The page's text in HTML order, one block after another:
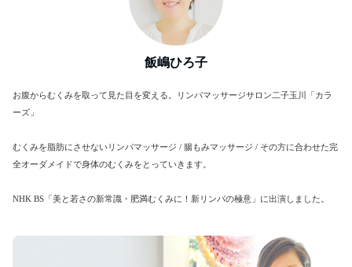
飯嶋ひろ子
お腹からむくみを取って見た目を変える。リンパマッサージサロン二子玉川「カラ
ーズ」
むくみを脂肪にさせないリンパマッサージ / 腸もみマッサージ / その方に合わせた完
全オーダメイドで身体のむくみをとっていきます。
NHK BS「美と若さの新常識・肥満むくみに！新リンパの極意」に出演しました。